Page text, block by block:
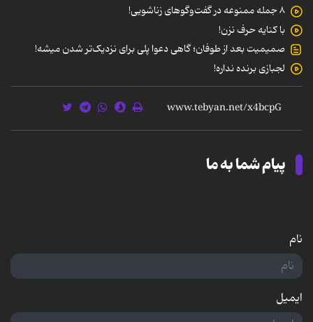
۸ جمله ممنوعه در گفت‌وگوهای زناشویی!
با کنایه حرف نزن!
صمیمیت بعد از طوفان؛ گاهی دعوا پلی برای نزدیک‌تر شدن میشه!
لجبازی برنده نداره!
پیام شما به ما
نام
ایمیل